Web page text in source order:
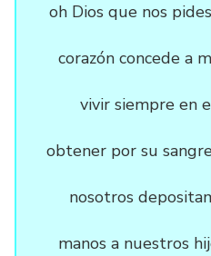
oh Dios que nos
corazón concede a
vivir siempre en
obtener por su
nosotros
manos a nuestros